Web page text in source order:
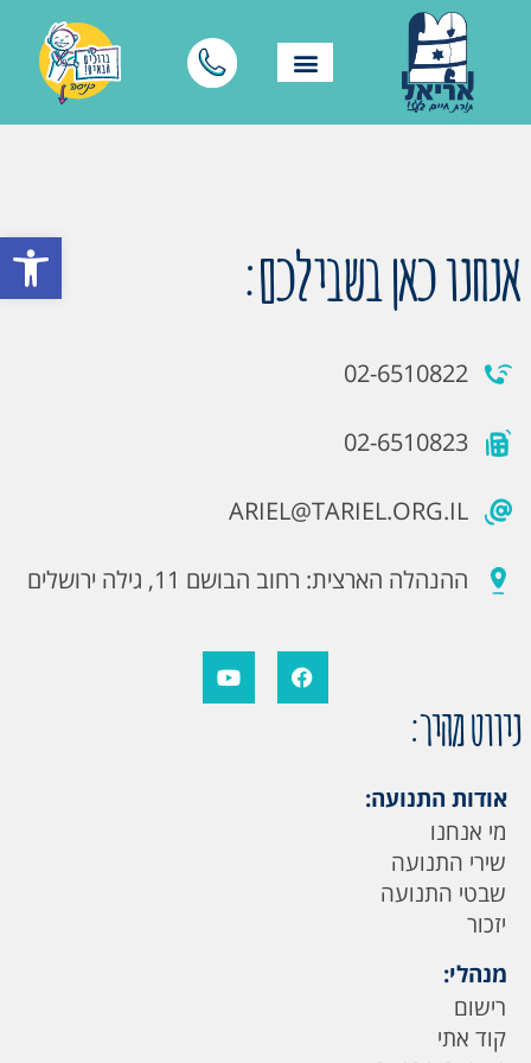
פתח אנחנו כאן בשבילכם:
02-6510822
02-6510823
ARIEL@TARIEL.ORG.IL
ההנהלה הארצית: רחוב הבושם 11, גילה ירושלים
ניווט מהיר:
אודות התנועה:
מי אנחנו
שירי התנועה
שבטי התנועה
יזכור
מנהלי:
רישום
קוד אתי